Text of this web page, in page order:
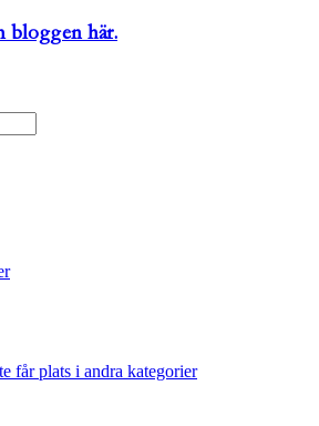
bloggen här.
får plats i andra kategorier